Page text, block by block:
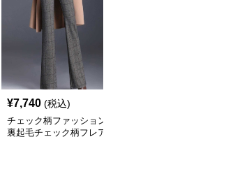
¥7,740 (税込)
チェック柄ファッション
裏起毛チェック柄フレア